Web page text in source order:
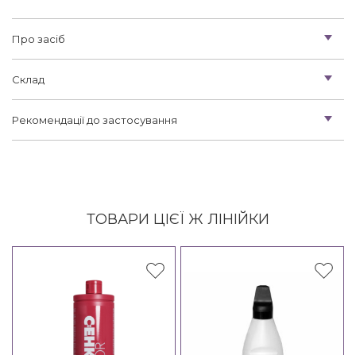
Про засіб
Склад
Рекомендації до застосування
ТОВАРИ ЦІЄЇ Ж ЛІНІЙКИ